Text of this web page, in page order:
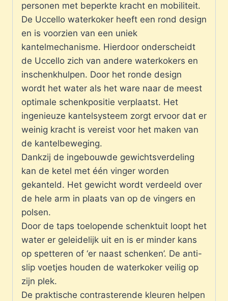
personen met beperkte kracht en mobiliteit.
De Uccello waterkoker heeft een rond design
en is voorzien van een uniek
kantelmechanisme. Hierdoor onderscheidt
de Uccello zich van andere waterkokers en
inschenkhulpen. Door het ronde design
wordt het water als het ware naar de meest
optimale schenkpositie verplaatst. Het
ingenieuze kantelsysteem zorgt ervoor dat er
weinig kracht is vereist voor het maken van
de kantelbeweging.
Dankzij de ingebouwde gewichtsverdeling
kan de ketel met één vinger worden
gekanteld. Het gewicht wordt verdeeld over
de hele arm in plaats van op de vingers en
polsen.
Door de taps toelopende schenktuit loopt het
water er geleidelijk uit en is er minder kans
op spetteren of ‘er naast schenken’. De anti-
slip voetjes houden de waterkoker veilig op
zijn plek.
De praktische contrasterende kleuren helpen